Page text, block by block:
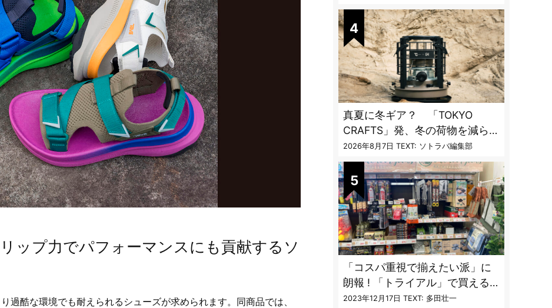
ップ力でパフォーマンスにも貢献するソ
過酷な環境でも耐えられるシューズが求められます。同商品では、
真夏に冬ギア？ 「TOKYO
CRAFTS」発、冬の荷物を減らす
「13時間燃焼」1台2役ストーブ
2026年8月7日 TEXT: ソトラバ編集部
「コスパ重視で揃えたい派」に
朗報 ! 「トライアル」で買える
キャンプ道具7品
2023年12月17日 TEXT: 多田壮一